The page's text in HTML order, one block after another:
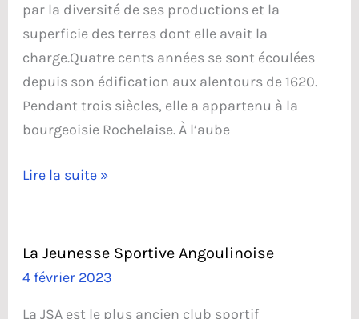
par la diversité de ses productions et la
superficie des terres dont elle avait la
charge.Quatre cents années se sont écoulées
depuis son édification aux alentours de 1620.
Pendant trois siècles, elle a appartenu à la
bourgeoisie Rochelaise. À l’aube
La
des
Veaux
Verts
Lire la suite »
La Jeunesse Sportive Angoulinoise
4 février 2023
La JSA est le plus ancien club sportif